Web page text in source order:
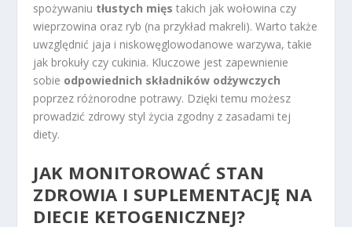
spożywaniu tłustych mięs takich jak wołowina czy
wieprzowina oraz ryb (na przykład makreli). Warto także
uwzględnić jaja i niskowęglowodanowe warzywa, takie
jak brokuły czy cukinia. Kluczowe jest zapewnienie
sobie odpowiednich składników odżywczych
poprzez różnorodne potrawy. Dzięki temu możesz
prowadzić zdrowy styl życia zgodny z zasadami tej
diety.
JAK MONITOROWAĆ STAN
ZDROWIA I SUPLEMENTACJĘ NA
DIECIE KETOGENICZNEJ?